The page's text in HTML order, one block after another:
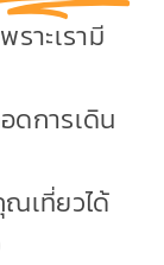
าะเรามี
ดการเดิน
เที่ยวได้